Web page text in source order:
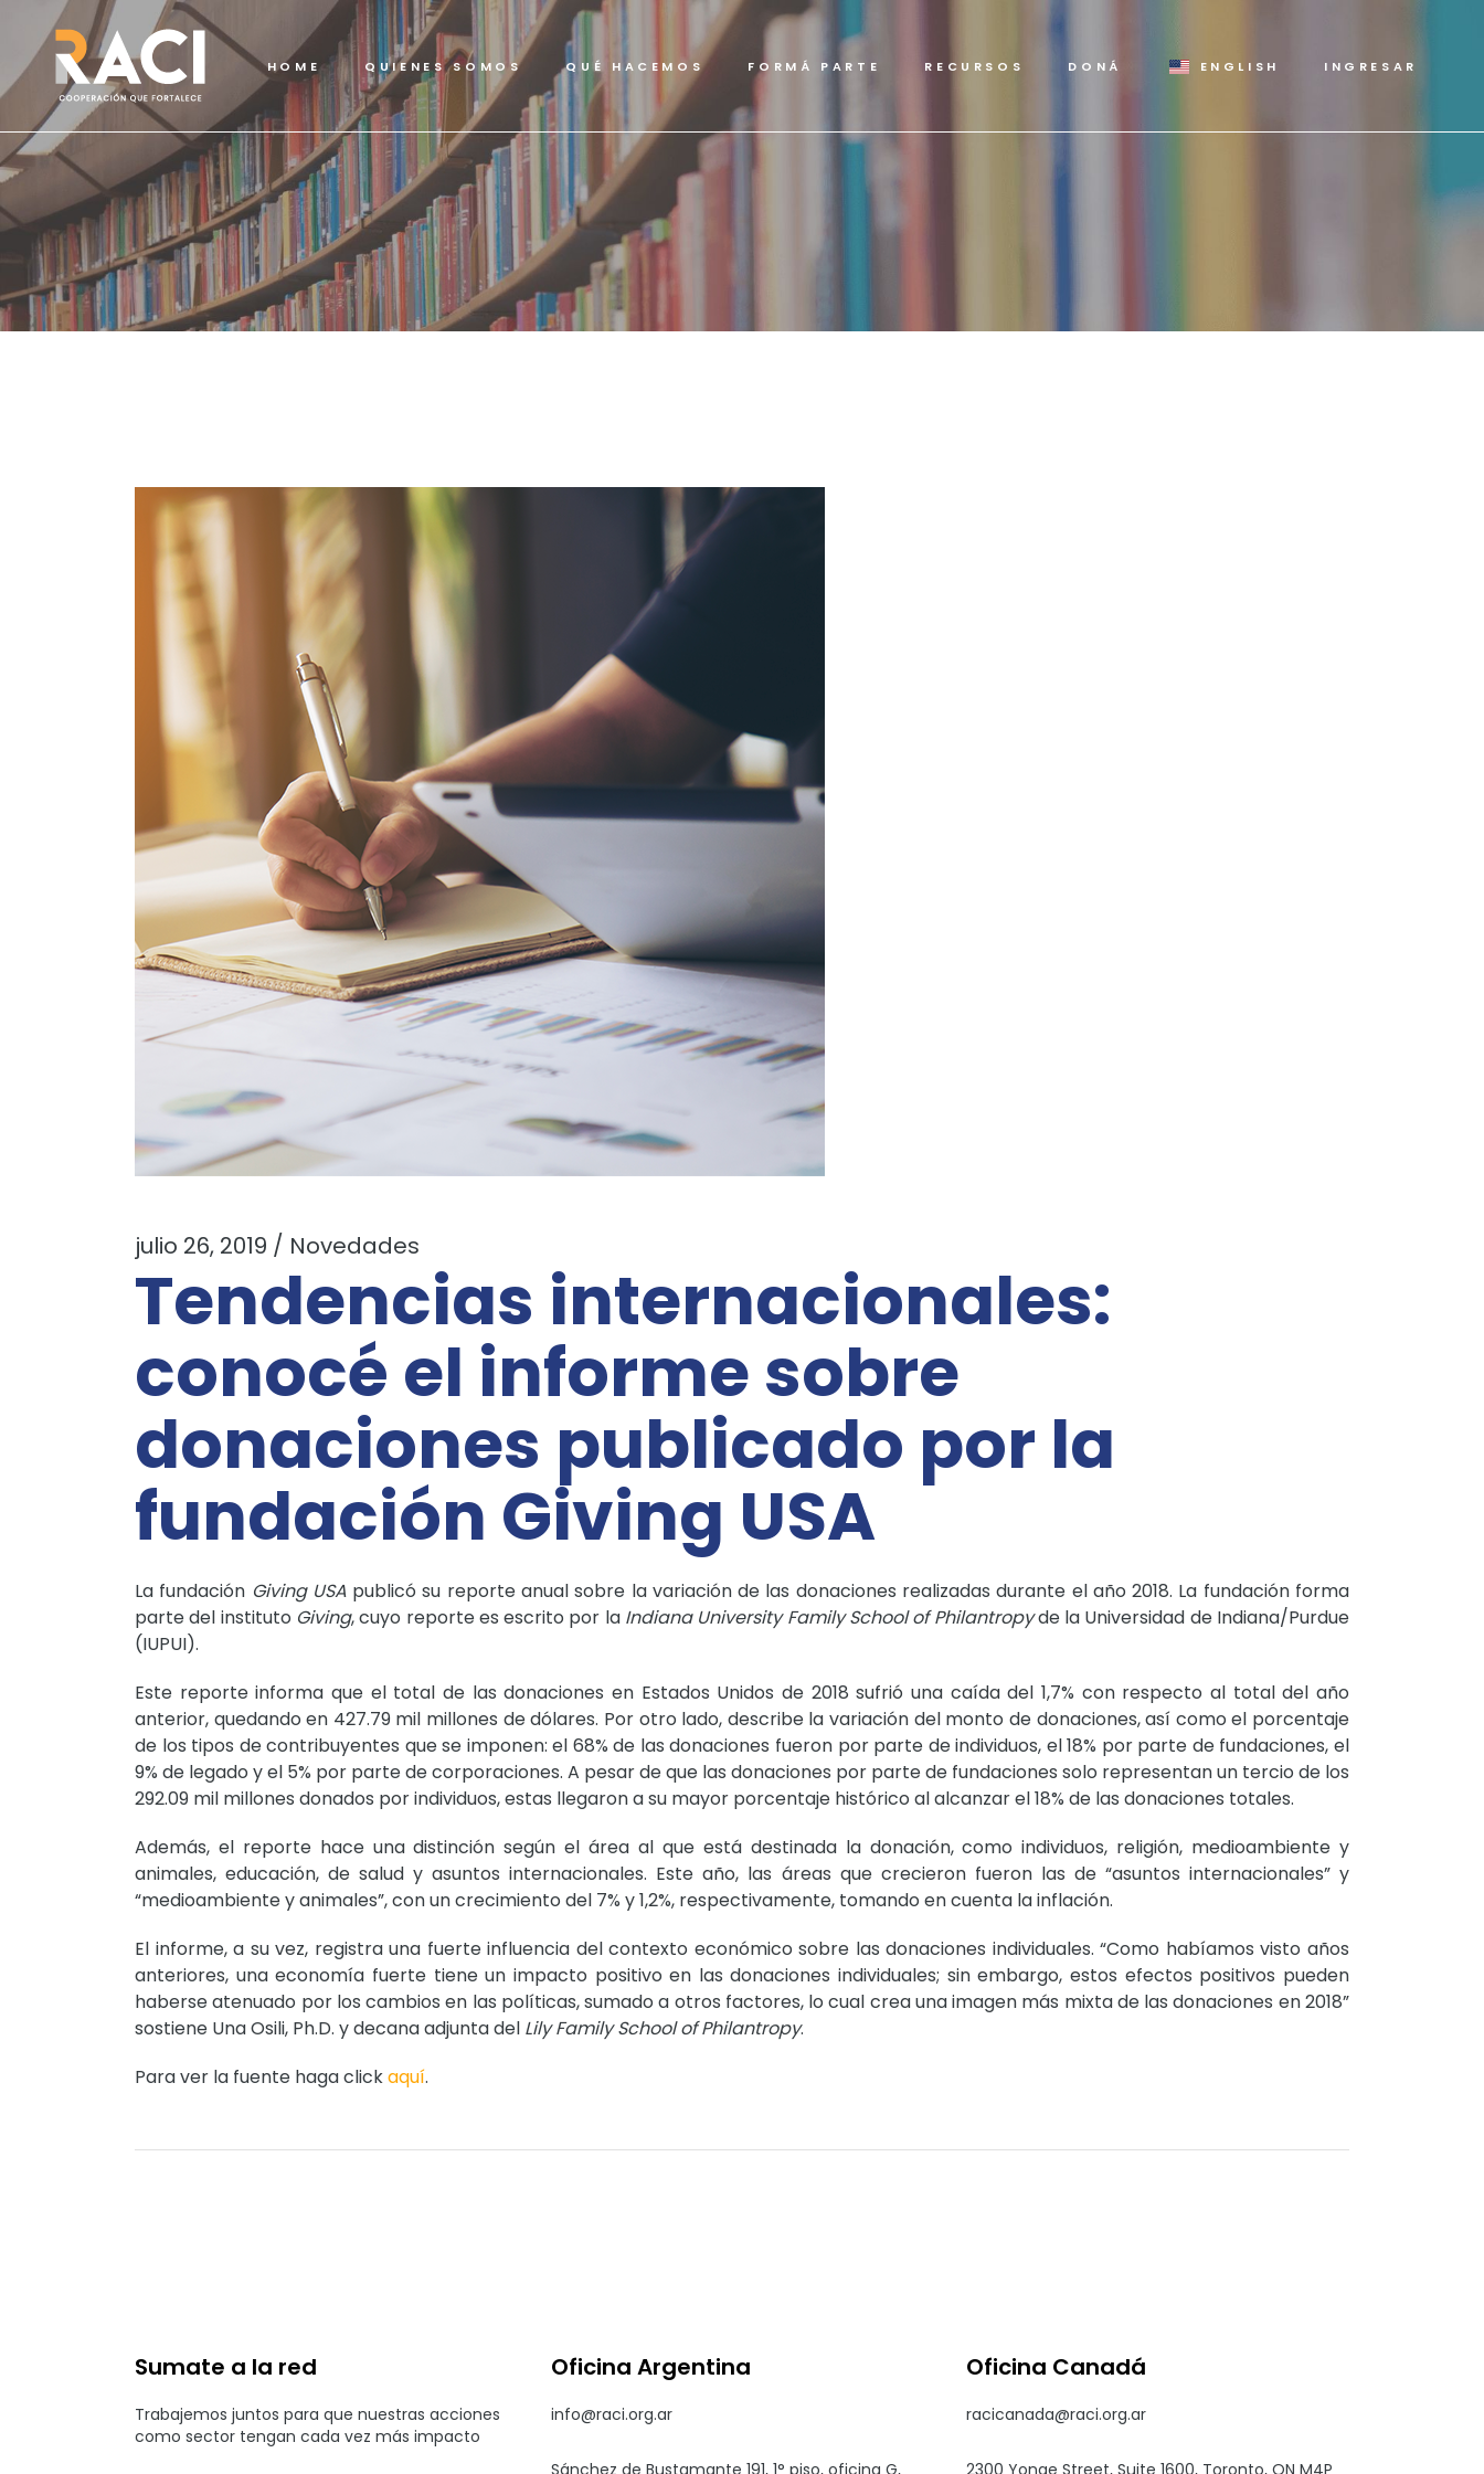
HOME QUIENES SOMOS QUÉ HACEMOS FORMÁ PARTE RECURSOS DONÁ ENGLISH INGRESAR
julio 26, 2019 Novedades
Tendencias internacionales:
conocé el informe sobre
donaciones publicado por la
fundación Giving USA
La fundación Giving USApublicó su reporte anual sobre la variación de las donaciones realizadas durante el año 2018. La fundación forma
parte del instituto Giving, cuyo reporte es escrito por la Indiana University Family School of Philantropyde la Universidad de Indiana/Purdue
(IUPUI).
Este reporte informa que el total de las donaciones en Estados Unidos de 2018 sufrió una caída del 1,7% con respecto al total del año
anterior, quedando en 427.79 mil millones de dólares. Por otro lado, describe la variación del monto de donaciones, así como el porcentaje
de los tipos de contribuyentes que se imponen: el 68% de las donaciones fueron por parte de individuos, el 18% por parte de fundaciones, el
9% de legado y el 5% por parte de corporaciones. A pesar de que las donaciones por parte de fundaciones solo representan un tercio de los
292.09 mil millones donados por individuos, estas llegaron a su mayor porcentaje histórico al alcanzar el 18% de las donaciones totales.
Además, el reporte hace una distinción según el área al que está destinada la donación, como individuos, religión, medioambiente y
animales, educación, de salud y asuntos internacionales. Este año, las áreas que crecieron fueron las de “asuntos internacionales” y
“medioambiente y animales”, con un crecimiento del 7% y 1,2%, respectivamente, tomando en cuenta la inflación.
El informe, a su vez, registra una fuerte influencia del contexto económico sobre las donaciones individuales. “Como habíamos visto años
anteriores, una economía fuerte tiene un impacto positivo en las donaciones individuales; sin embargo, estos efectos positivos pueden
haberse atenuado por los cambios en las políticas, sumado a otros factores, lo cual crea una imagen más mixta de las donaciones en 2018”
sostiene Una Osili, Ph.D. y decana adjunta del Lily Family School of Philantropy.
Para ver la fuente haga clickaquí.
Sumate a la red
Trabajemos juntos para que nuestras acciones
como sector tengan cada vez más impacto
Oficina Argentina
info@raci.org.ar
Sánchez de Bustamante 191, 1° piso, oficina G,
Oficina Canadá
racicanada@raci.org.ar
2300 Yonge Street, Suite 1600, Toronto, ON M4P